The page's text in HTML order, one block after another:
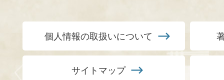
個人情報の取扱いについて
サイトマップ